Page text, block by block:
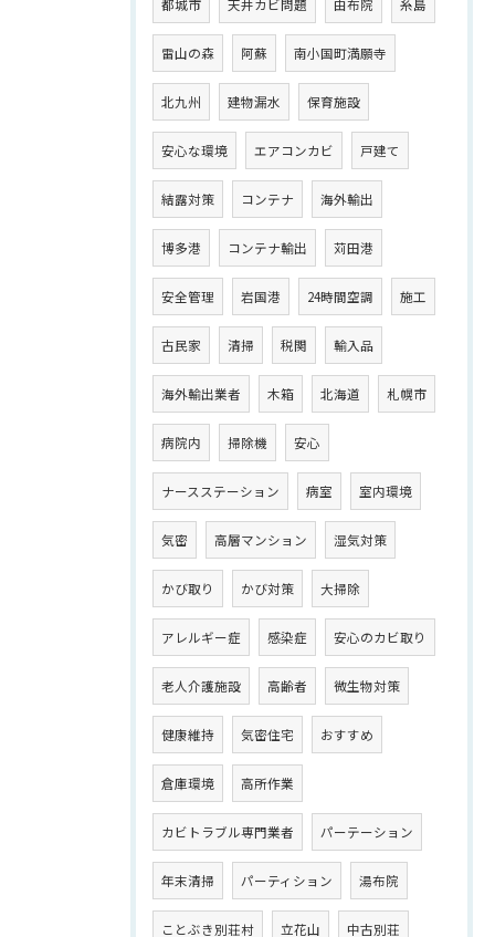
都城市 天井カビ問題 由布院 糸島
雷山の森 阿蘇 南小国町満願寺
北九州 建物漏水 保育施設
安心な環境 エアコンカビ 戸建て
結露対策 コンテナ 海外輸出
博多港 コンテナ輸出 苅田港
安全管理 岩国港 24時間空調 施工
古民家 清掃 税関 輸入品
海外輸出業者 木箱 北海道 札幌市
病院内 掃除機 安心
ナースステーション 病室 室内環境
気密 高層マンション 湿気対策
かび取り かび対策 大掃除
アレルギー症 感染症 安心のカビ取り
老人介護施設 高齢者 微生物対策
健康維持 気密住宅 おすすめ
倉庫環境 高所作業
カビトラブル専門業者 パーテーション
年末清掃 パーティション 湯布院
ことぶき別荘村 立花山 中古別荘